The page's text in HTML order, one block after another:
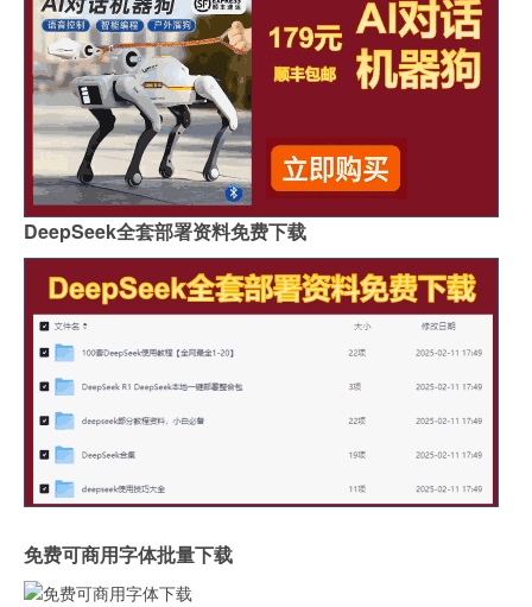
DeepSeek全套部署资料免费下载
免费可商用字体批量下载